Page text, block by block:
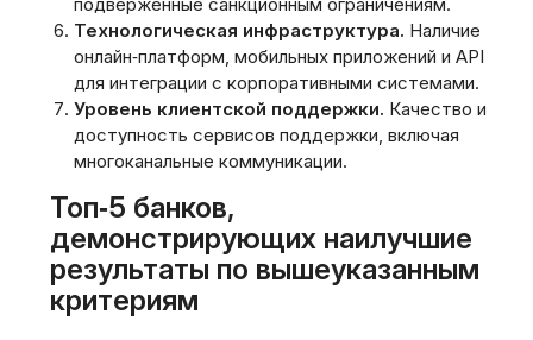
Технологическая инфраструктура. Наличие
онлайн‑платформ‚ мобильных приложений и API
для интеграции с корпоративными системами.
Уровень клиентской поддержки. Качество и
доступность сервисов поддержки‚ включая
многоканальные коммуникации.
Топ‑5 банков‚
демонстрирующих наилучшие
результаты по вышеуказанным
критериям